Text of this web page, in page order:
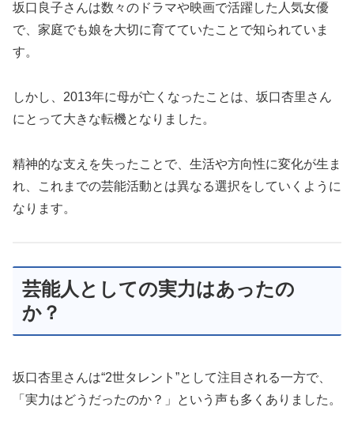
坂口良子さんは数々のドラマや映画で活躍した人気女優
で、家庭でも娘を大切に育てていたことで知られていま
す。
しかし、2013年に母が亡くなったことは、坂口杏里さん
にとって大きな転機となりました。
精神的な支えを失ったことで、生活や方向性に変化が生ま
れ、これまでの芸能活動とは異なる選択をしていくように
なります。
芸能人としての実力はあったの
か？
坂口杏里さんは“2世タレント”として注目される一方で、
「実力はどうだったのか？」という声も多くありました。